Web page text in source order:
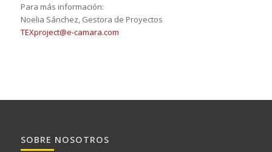
Para más información:
Noelia Sánchez, Gestora de Proyectos
TEXproject@e-camara.com
SOBRE NOSOTROS